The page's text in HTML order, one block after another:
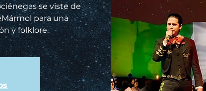
se viste de
para una
y folklore.